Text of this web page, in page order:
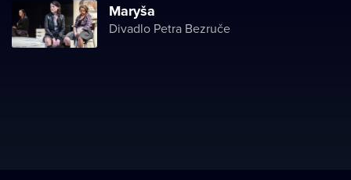
Maryša
Divadlo Petra Bezruče